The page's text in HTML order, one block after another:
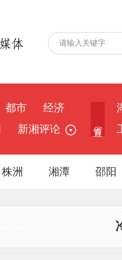
都市
经济
新湘评论
株洲 湘潭 邵阳